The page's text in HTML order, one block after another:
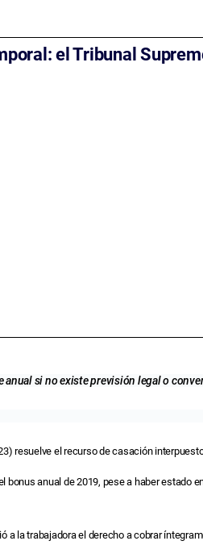
el Tribunal
si no existe previsión legal o
resuelve el recurso de casación
anual de 2019, pese a haber estado
a la trabajadora el derecho a cobrar